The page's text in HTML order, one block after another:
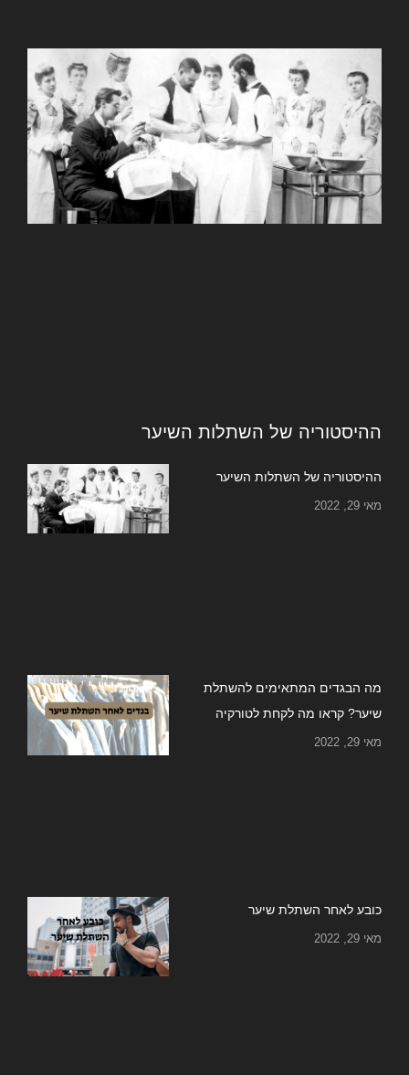
ההיסטוריה של השתלות השיער
ההיסטוריה של השתלות השיער
מאי 29, 2022
מה הבגדים המתאימים להשתלת
שיער? קראו מה לקחת לטורקיה
מאי 29, 2022
כובע לאחר השתלת שיער
מאי 29, 2022